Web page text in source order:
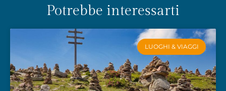
Potrebbe interessarti
LUOGHI & VIAGGI